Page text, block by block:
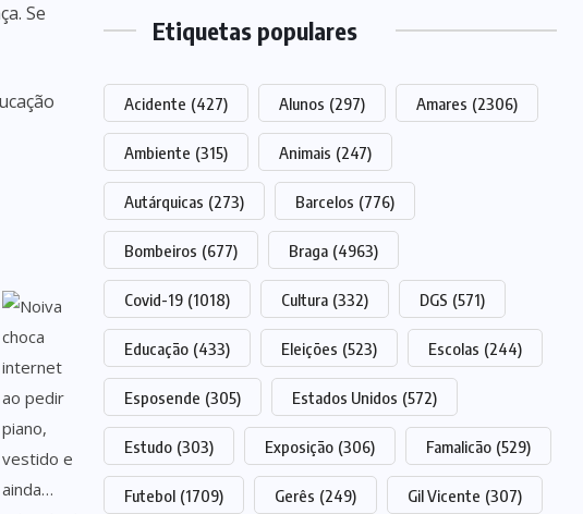
Se
Etiquetas populares
Acidente (427) Alunos (297) Amares (2306)
Ambiente (315) Animais (247)
Autárquicas (273) Barcelos (776)
Bombeiros (677) Braga (4963)
Covid-19 (1018) Cultura (332) DGS (571)
Educação (433) Eleições (523) Escolas (244)
Esposende (305) Estados Unidos (572)
Estudo (303) Exposição (306) Famalicão (529)
Futebol (1709) Gerês (249) Gil Vicente (307)